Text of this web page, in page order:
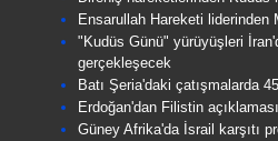
Ensarullah Hareketi liderinden
"Kudüs Günü" yürüyüşleri
gerçekleşecek
Batı Şeria'daki çatışmalarda
Erdoğan'dan Filistin açıklaması
Güney Afrika'da İsrail karşıtı